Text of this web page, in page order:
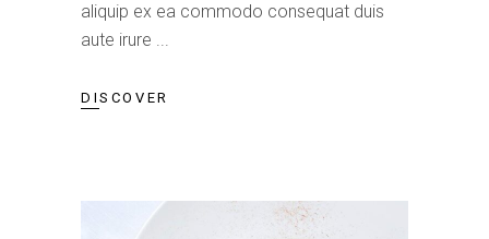
aliquip ex ea commodo consequat duis
aute irure
DISCOVER